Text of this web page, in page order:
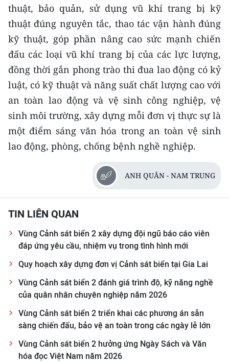
Bắc Trung Bộ
Duyên hải Nam Trung Bộ và Tây
Nguyên
Đông Nam Bộ
Đồng bằng sông Cửu Long
Chuyên trang Hà Nội
Chuyên trang TP. Hồ Chí Minh
CHUYÊN ĐỀ
VỀ BÁO NHÂN DÂN
THỜI NAY
NHÂN DÂN CUỐI TUẦN
NHÂN DÂN HẰNG THÁNG
MUA BÁO
thuật, bảo quản, sử dụng vũ khí trang bị kỹ
thuật đúng nguyên tắc, thao tác vận hành đúng
kỹ thuật, góp phần nâng cao sức mạnh chiến
đấu các loại vũ khí trang bị của các lực lượng,
đồng thời gắn phong trào thi đua lao động có kỷ
luật, có kỹ thuật và năng suất chất lượng cao với
an toàn lao động và vệ sinh công nghiệp, vệ
sinh môi trường, xây dựng mỗi đơn vị thực sự là
một điểm sáng văn hóa trong an toàn vệ sinh
lao động, phòng, chống bệnh nghề nghiệp.
ANH QUÂN - NAM TRUNG
TIN LIÊN QUAN
Vùng Cảnh sát biển 2 xây dựng đội ngũ báo cáo viên
đáp ứng yêu cầu, nhiệm vụ trong tình hình mới
Quy hoạch xây dựng đơn vị Cảnh sát biển tại Gia Lai
Vùng Cảnh sát biển 2 đánh giá trình độ, kỹ năng nghề
của quân nhân chuyên nghiệp năm 2026
Vùng Cảnh sát biển 2 triển khai các phương án sẵn
sàng chiến đấu, bảo vệ an toàn trong các ngày lễ lớn
Vùng Cảnh sát biển 2 hưởng ứng Ngày Sách và Văn
hóa đọc Việt Nam năm 2026